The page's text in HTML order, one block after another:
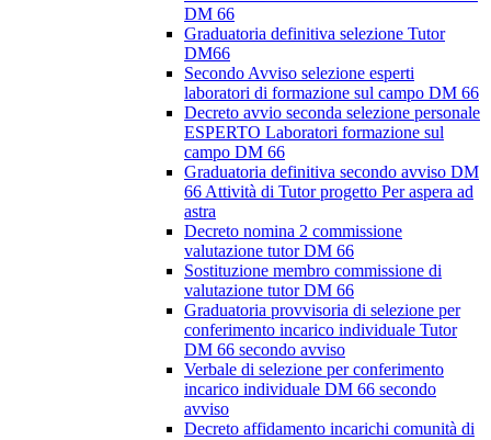
DM 66
Graduatoria definitiva selezione Tutor
DM66
Secondo Avviso selezione esperti
laboratori di formazione sul campo DM 66
Decreto avvio seconda selezione personale
ESPERTO Laboratori formazione sul
campo DM 66
Graduatoria definitiva secondo avviso DM
66 Attività di Tutor progetto Per aspera ad
astra
Decreto nomina 2 commissione
valutazione tutor DM 66
Sostituzione membro commissione di
valutazione tutor DM 66
Graduatoria provvisoria di selezione per
conferimento incarico individuale Tutor
DM 66 secondo avviso
Verbale di selezione per conferimento
incarico individuale DM 66 secondo
avviso
Decreto affidamento incarichi comunità di